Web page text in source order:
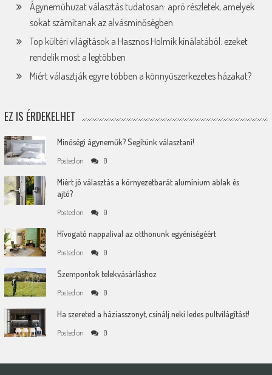
Ágyneműhuzat választás tudatosan: apró részletek, amelyek
sokat számítanak az alvásminőségben
Top kültéri világítások a Hasznos Holmik kínálatából: ezeket
rendelik most a legtöbben
Miért választják egyre többen a könnyűszerkezetes házakat?
EZ IS ÉRDEKELHET
Minőségi ágyneműk? Segítünk választani!
Posted on 0
Miért jó választás a környezetbarát alumínium ablak és
ajtó?
Posted on 0
Hívogató nappalival az otthonunk egyéniségéért
Posted on 0
Szempontok telekvásárláshoz
Posted on 0
Ha szereted a háziasszonyt, csinálj neki ledes pultvilágítást!
Posted on 0